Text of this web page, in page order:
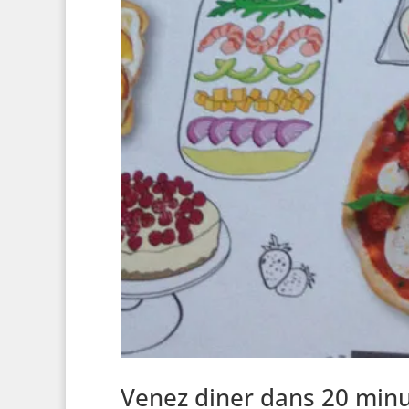
Venez diner dans 20